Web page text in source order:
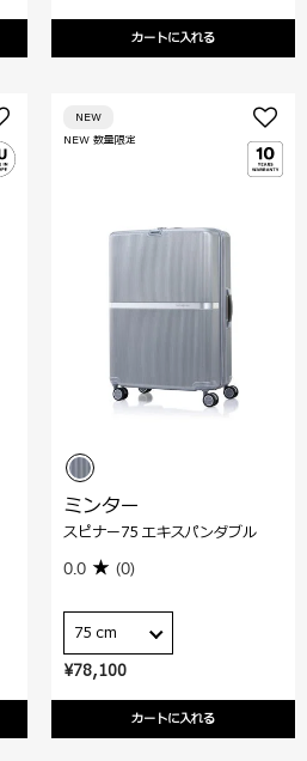
カートに入れる
¥78,100
カートに入れる
NEW 数量限定
NEW
ミンター
スピナー75 エキスパンダブル
0.0 (0)
75 cm